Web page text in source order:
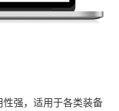
强，适用于各类装备